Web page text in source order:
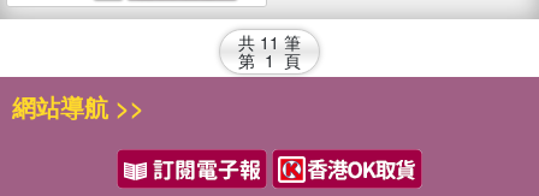
共 11 筆
第 1 頁
網站導航 >>